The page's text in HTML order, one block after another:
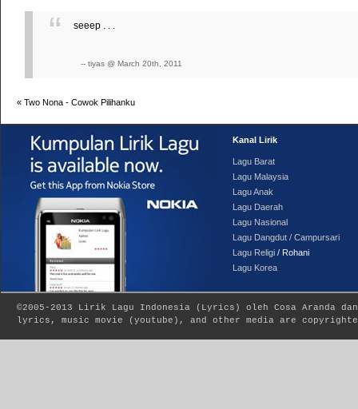
seeep . . .
-- tiyas @ March 20th, 2011
« Two Nona - Cowok Pilihanku
Kanal Lirik
Lagu Barat
Lagu Malaysia
Lagu Anak
Lagu Daerah
Lagu Nasional
Lagu Dangdut / Campursari
Lagu Religi / Rohani
Lagu Korea
©2005-2013 Lirik Lagu Indonesia ( Lyrics ) oleh Cosa Aranda
lyrics, music movie (youtube), and other media are